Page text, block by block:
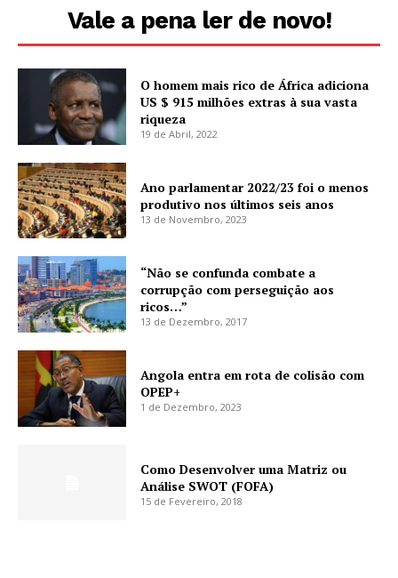
Vale a pena ler de novo!
O homem mais rico de África adiciona
US $ 915 milhões extras à sua vasta
riqueza
19 de Abril, 2022
Ano parlamentar 2022/23 foi o menos
produtivo nos últimos seis anos
13 de Novembro, 2023
“Não se confunda combate a
corrupção com perseguição aos
ricos…”
13 de Dezembro, 2017
Angola entra em rota de colisão com
OPEP+
1 de Dezembro, 2023
Como Desenvolver uma Matriz ou
Análise SWOT (FOFA)
15 de Fevereiro, 2018